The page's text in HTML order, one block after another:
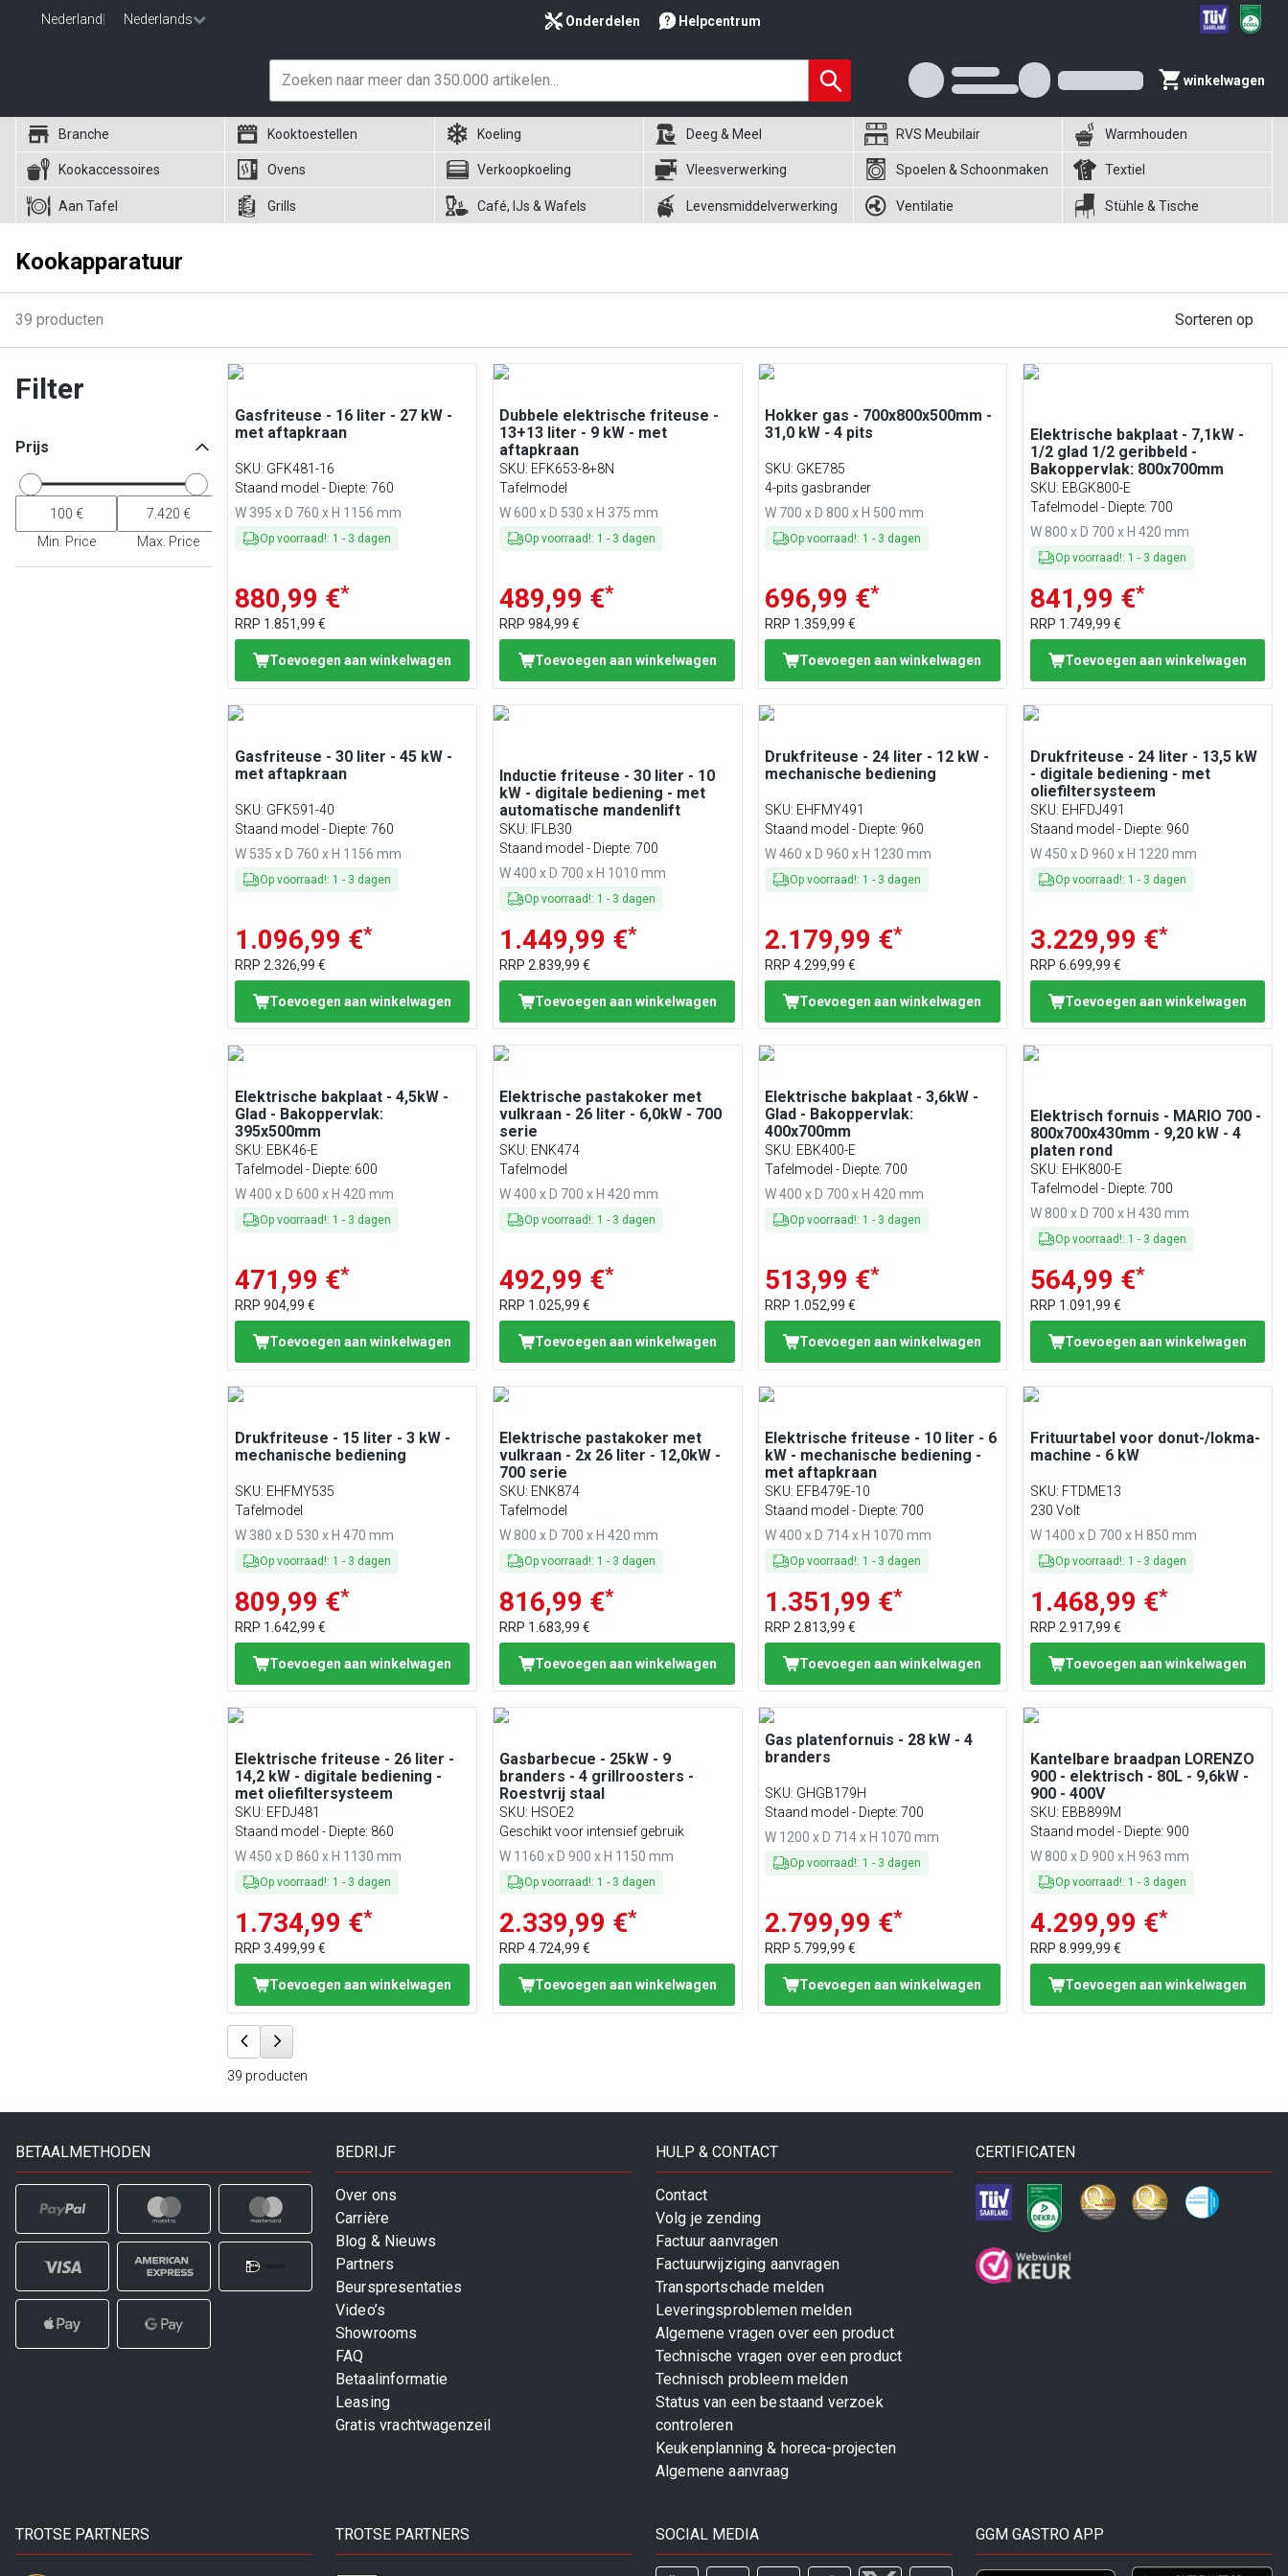
Nederland Nederlands Onderdelen Helpcentrum
winkelwagen
Branche Kooktoestellen Koeling Deeg & Meel RVS Meubilair Warmhouden
Kookaccessoires Ovens Verkoopkoeling Vleesverwerking Spoelen & Schoonmaken Textiel
Aan Tafel Grills Café, IJs & Wafels Levensmiddelverwerking Ventilatie Stühle & Tische
Kookapparatuur
39 producten Sorteren op
Filter
Prijs
Min. Price Max. Price
Gasfriteuse - 16 liter - 27 kW -
met aftapkraan
SKU: GFK481-16
Staand model - Diepte: 760
W 395 x D 760 x H 1156 mm
Op voorraad!: 1 - 3 dagen
880,99 €*
RRP 1.851,99 €
Toevoegen aan winkelwagen
Dubbele elektrische friteuse -
13+13 liter - 9 kW - met
aftapkraan
SKU: EFK653-8+8N
Tafelmodel
W 600 x D 530 x H 375 mm
Op voorraad!: 1 - 3 dagen
489,99 €*
RRP984,99 €
Toevoegen aan winkelwagen
Hokker gas - 700x800x500mm -
31,0 kW - 4 pits
SKU: GKE785
4-pits gasbrander
W 700 x D 800 x H 500 mm
Op voorraad!: 1 - 3 dagen
696,99 €*
RRP 1.359,99 €
Toevoegen aan winkelwagen
Elektrische bakplaat - 7,1kW -
1/2 glad 1/2 geribbeld -
Bakoppervlak: 800x700mm
SKU: EBGK800-E
Tafelmodel - Diepte: 700
W 800 x D 700 x H 420 mm
Op voorraad!: 1 - 3 dagen
841,99 €*
RRP 1.749,99 €
Toevoegen aan winkelwagen
Gasfriteuse - 30 liter - 45 kW -
met aftapkraan
SKU: GFK591-40
Staand model - Diepte: 760
W 535 x D 760 x H 1156 mm
Op voorraad!: 1 - 3 dagen
1.096,99 €*
RRP 2.326,99 €
Toevoegen aan winkelwagen
Inductie friteuse - 30 liter - 10
kW - digitale bediening - met
automatische mandenlift
SKU: IFLB30
Staand model - Diepte: 700
W 400 x D 700 x H 1010 mm
Op voorraad!: 1 - 3 dagen
1.449,99 €*
RRP2.839,99 €
Toevoegen aan winkelwagen
Drukfriteuse - 24 liter - 12 kW -
mechanische bediening
SKU: EHFMY491
Staand model - Diepte: 960
W 460 x D 960 x H 1230 mm
Op voorraad!: 1 - 3 dagen
2.179,99 €*
RRP4.299,99 €
Toevoegen aan winkelwagen
Drukfriteuse - 24 liter - 13,5 kW
- digitale bediening - met
oliefiltersysteem
SKU: EHFDJ491
Staand model - Diepte: 960
W 450 x D 960 x H 1220 mm
Op voorraad!: 1 - 3 dagen
3.229,99 €*
RRP 6.699,99 €
Toevoegen aan winkelwagen
Elektrische bakplaat - 4,5kW -
Glad - Bakoppervlak:
395x500mm
SKU: EBK46-E
Tafelmodel - Diepte: 600
W 400 x D 600 x H 420 mm
Op voorraad!: 1 - 3 dagen
471,99 €*
RRP 904,99 €
Toevoegen aan winkelwagen
Elektrische pastakoker met
vulkraan - 26 liter - 6,0kW - 700
serie
SKU: ENK474
Tafelmodel
W 400 x D 700 x H 420 mm
Op voorraad!: 1 - 3 dagen
492,99 €*
RRP 1.025,99 €
Toevoegen aan winkelwagen
Elektrische bakplaat - 3,6kW -
Glad - Bakoppervlak:
400x700mm
SKU: EBK400-E
Tafelmodel - Diepte: 700
W 400 x D 700 x H 420 mm
Op voorraad!: 1 - 3 dagen
513,99 €*
RRP 1.052,99 €
Toevoegen aan winkelwagen
Elektrisch fornuis - MARIO 700 -
800x700x430mm - 9,20 kW - 4
platen rond
SKU: EHK800-E
Tafelmodel - Diepte: 700
W 800 x D 700 x H 430 mm
Op voorraad!: 1 - 3 dagen
564,99 €*
RRP 1.091,99 €
Toevoegen aan winkelwagen
Drukfriteuse - 15 liter - 3 kW -
mechanische bediening
SKU: EHFMY535
Tafelmodel
W 380 x D 530 x H 470 mm
Op voorraad!: 1 - 3 dagen
809,99 €*
RRP 1.642,99 €
Toevoegen aan winkelwagen
Elektrische pastakoker met
vulkraan - 2x 26 liter - 12,0kW -
700 serie
SKU: ENK874
Tafelmodel
W 800 x D 700 x H 420 mm
Op voorraad!: 1 - 3 dagen
816,99 €*
RRP 1.683,99 €
Toevoegen aan winkelwagen
Elektrische friteuse - 10 liter - 6
kW - mechanische bediening -
met aftapkraan
SKU: EFB479E-10
Staand model - Diepte: 700
W 400 x D 714 x H 1070 mm
Op voorraad!: 1 - 3 dagen
1.351,99 €*
RRP2.813,99 €
Toevoegen aan winkelwagen
Frituurtabel voor donut-/lokma-
machine - 6 kW
SKU: FTDME13
230 Volt
W 1400 x D 700 x H 850 mm
Op voorraad!: 1 - 3 dagen
1.468,99 €*
RRP 2.917,99 €
Toevoegen aan winkelwagen
Elektrische friteuse - 26 liter -
14,2 kW - digitale bediening -
met oliefiltersysteem
SKU: EFDJ481
Staand model - Diepte: 860
W 450 x D 860 x H 1130 mm
Op voorraad!: 1 - 3 dagen
1.734,99 €*
RRP 3.499,99 €
Toevoegen aan winkelwagen
Gasbarbecue - 25kW - 9
branders - 4 grillroosters -
Roestvrij staal
SKU: HSOE2
Geschikt voor intensief gebruik
W 1160 x D 900 x H 1150 mm
Op voorraad!: 1 - 3 dagen
2.339,99 €*
RRP4.724,99 €
Toevoegen aan winkelwagen
Gas platenfornuis - 28 kW - 4
branders
SKU: GHGB179H
Staand model - Diepte: 700
W 1200 x D 714 x H 1070 mm
Op voorraad!: 1 - 3 dagen
2.799,99 €*
RRP 5.799,99 €
Toevoegen aan winkelwagen
Kantelbare braadpan LORENZO
900 - elektrisch - 80L - 9,6kW -
900 - 400V
SKU: EBB899M
Staand model - Diepte: 900
W 800 x D 900 x H 963 mm
Op voorraad!: 1 - 3 dagen
4.299,99 €*
RRP 8.999,99 €
Toevoegen aan winkelwagen
39 producten
BETAALMETHODEN BEDRIJF
Over ons
Carrière
Blog & Nieuws
Partners
Beurspresentaties
Video’s
Showrooms
FAQ
Betaalinformatie
Leasing
Gratis vrachtwagenzeil
HULP & CONTACT
Contact
Volg je zending
Factuur aanvragen
Factuurwijziging aanvragen
Transportschade melden
Leveringsproblemen melden
Algemene vragen over een product
Technische vragen over een product
Technisch probleem melden
Status van een bestaand verzoek
controleren
Keukenplanning & horeca-projecten
Algemene aanvraag
CERTIFICATEN
TROTSE PARTNERS TROTSE PARTNERS SOCIAL MEDIA GGM GASTRO APP